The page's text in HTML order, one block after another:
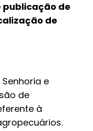
publicação de
de
e
de
à